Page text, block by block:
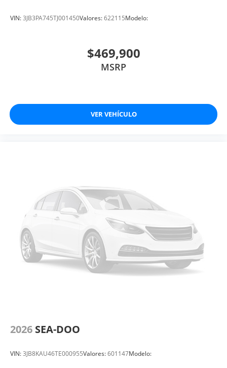
VIN:3JB3PA745TJ001450Valores:622115Modelo:
$469,900
MSRP
VER VEHÍCULO
2026 SEA-DOO
VIN:3JB8KAU46TE000955Valores:601147Modelo: